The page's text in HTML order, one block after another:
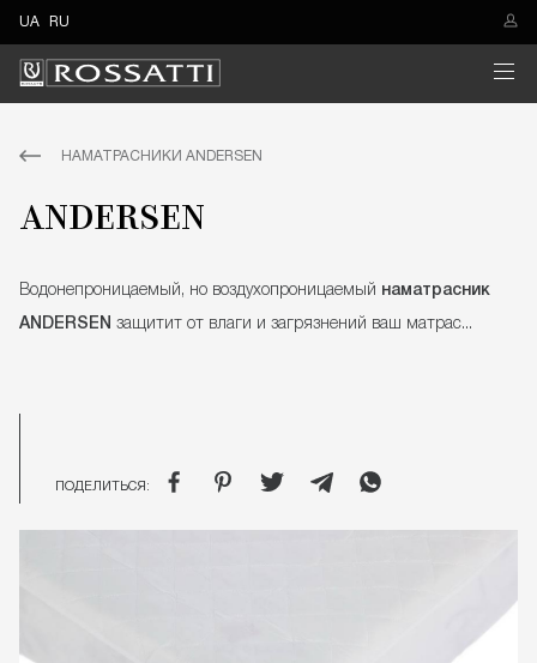
UA RU
НАМАТРАСНИКИ ANDERSEN
ANDERSEN
Водонепроницаемый, но воздухопроницаемый наматрасник
ANDERSEN защитит от влаги и загрязнений ваш матрас...
ПОДЕЛИТЬСЯ: